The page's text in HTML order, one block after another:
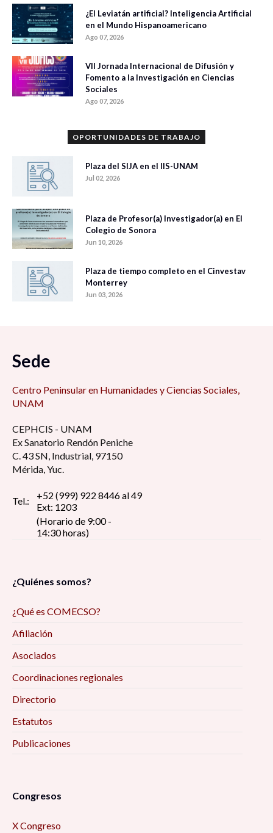
¿El Leviatán artificial? Inteligencia Artificial
en el Mundo Hispanoamericano
Ago 07, 2026
VII Jornada Internacional de Difusión y
Fomento a la Investigación en Ciencias
Sociales
Ago 07, 2026
OPORTUNIDADES DE TRABAJO
Plaza del SIJA en el IIS-UNAM
Jul 02, 2026
Plaza de Profesor(a) Investigador(a) en El
Colegio de Sonora
Jun 10, 2026
Plaza de tiempo completo en el Cinvestav
Monterrey
Jun 03, 2026
Sede
Centro Peninsular en Humanidades y Ciencias Sociales,
UNAM
CEPHCIS - UNAM
Ex Sanatorio Rendón Peniche
C. 43 SN, Industrial, 97150
Mérida, Yuc.
Tel.:
+52 (999) 922 8446 al 49
Ext: 1203
(Horario de 9:00 -
14:30 horas)
¿Quiénes somos?
¿Qué es COMECSO?
Afiliación
Asociados
Coordinaciones regionales
Directorio
Estatutos
Publicaciones
Congresos
X Congreso